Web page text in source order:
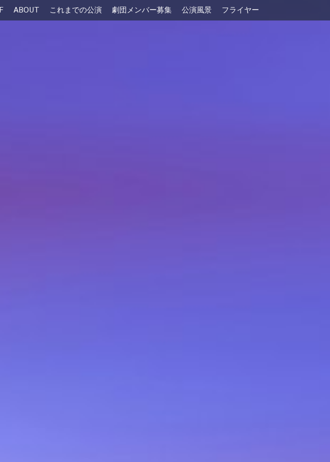
これまでの公演 劇団メンバー募集 公演風景 フライヤー